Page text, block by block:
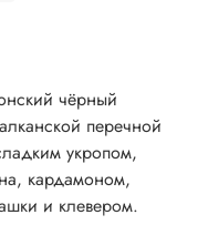
чёрный
перечной
укропом,
кардамоном,
и клевером.